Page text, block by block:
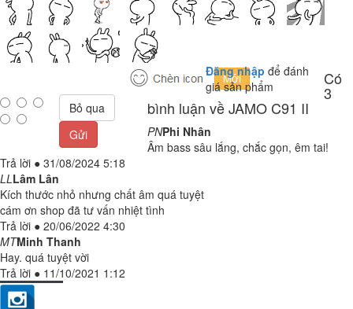
Đăng nhập để đánh
giá sản phẩm
Bỏ qua
Gửi
Có
3
bình luận về JAMO C91 II
PNPhi Nhân
Âm bass sâu lắng, chắc gọn, êm tai!
Trả lời ● 31/08/2024 5:18
LLLâm Lân
Kích thước nhỏ nhưng chất âm quá tuyệt
cám ơn shop đã tư vấn nhiệt tình
Trả lời ● 20/06/2022 4:30
MTMinh Thanh
Hay. quá tuyệt vời
Trả lời ● 11/10/2021 1:12